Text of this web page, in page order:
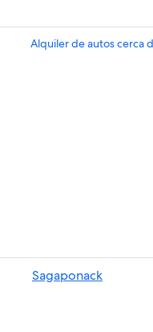
Alquiler de autos cerca
Sagaponack